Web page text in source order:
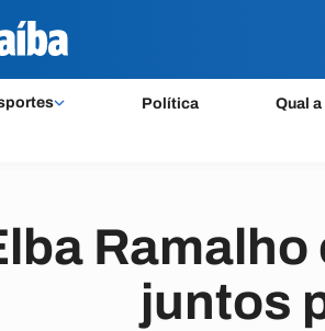
Política Qual
juntos